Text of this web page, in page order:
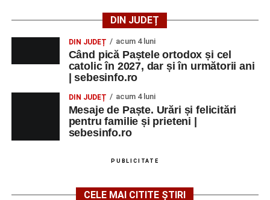
2026 a adus emoție și aplauze la Sebeș
Facebook Messenger WhatsApp Twitter/X Email
DIN JUDEȚ
DIN JUDEȚ acum 4 luni
Când pică Paștele ortodox și cel
catolic în 2027, dar și în următorii ani
| sebesinfo.ro
DIN JUDEȚ acum 4 luni
Mesaje de Paște. Urări și felicitări
pentru familie și prieteni |
sebesinfo.ro
PUBLICITATE
CELE MAI CITITE ȘTIRI